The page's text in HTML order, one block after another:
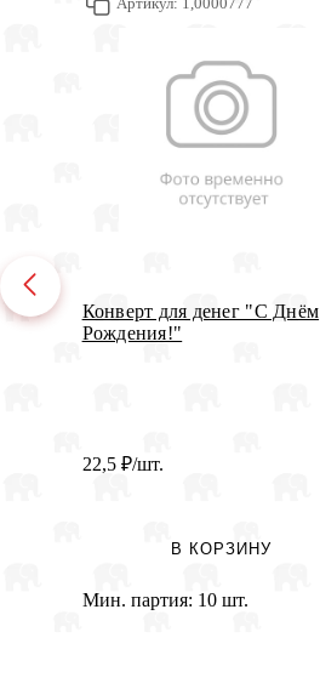
Конверт для денег "С Днём
Рождения!"
22,5 ₽/шт.
В КОРЗИНУ
Мин. партия: 10 шт.